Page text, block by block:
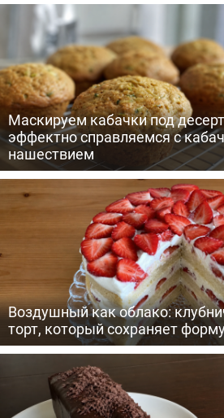
Маскируем кабачки под
эффектно справляемся с
нашествием
Воздушный как облако:
торт, который сохраняет